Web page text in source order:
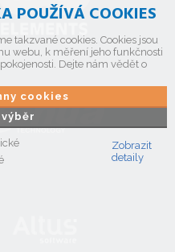
POUŽÍVÁ COOKIES
takzvané cookies. Cookies jsou
webu, k měření jeho funkčnosti
Dejte nám vědět o
výběr
cookies
Zobrazit
detaily